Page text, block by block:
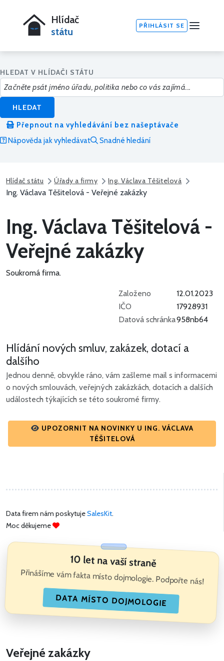
Hlídač
státu
PŘIHLÁSIT SE
HLEDAT V HLÍDAČI STÁTU
HLEDAT
Přepnout na vyhledávání bez našeptávače
Nápověda jak vyhledávat
Snadné hledání
Hlídač státu Úřady a firmy Ing. Václava Těšitelová
Ing. Václava Těšitelová - Veřejné zakázky
Ing. Václava Těšitelová -
Veřejné zakázky
Soukromá firma.
Založeno
12.01.2023
IČO
17928931
Datová schránka958nb64
Hlídání nových smluv, zakázek, dotací a
dalšího
Jednou denně, obvykle ráno, vám zašleme mail s informacemi
o nových smlouvách, veřejných zakázkách, dotacích a dalších
událostech týkajících se této soukromé firmy.
UPOZORNIT NA NOVINKY U ING. VÁCLAVA
TĚŠITELOVÁ
Data firem nám poskytujeSalesKit.
Moc děkujeme
10 let na vaší straně
Přinášíme vám fakta místo dojmologie. Podpořte nás!
DATA MÍSTO DOJMOLOGIE
Veřejné zakázky